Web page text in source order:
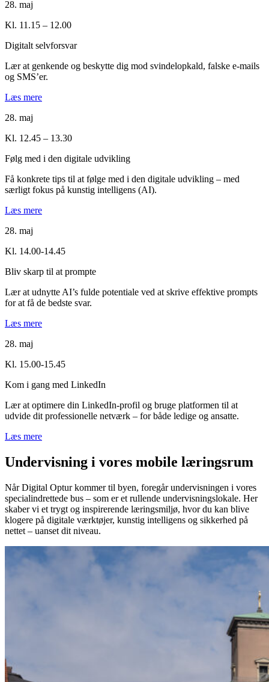
28. maj
Kl. 11.15 – 12.00
Digitalt selvforsvar
Lær at genkende og beskytte dig mod svindelopkald, falske e-mails
og SMS’er.
Læs mere
28. maj
Kl. 12.45 – 13.30
Følg med i den digitale udvikling
Få konkrete tips til at følge med i den digitale udvikling – med
særligt fokus på kunstig intelligens (AI).
Læs mere
28. maj
Kl. 14.00-14.45
Bliv skarp til at prompte
Lær at udnytte AI’s fulde potentiale ved at skrive effektive prompts
for at få de bedste svar.
Læs mere
28. maj
Kl. 15.00-15.45
Kom i gang med LinkedIn
Lær at optimere din LinkedIn-profil og bruge platformen til at
udvide dit professionelle netværk – for både ledige og ansatte.
Læs mere
Undervisning i vores mobile læringsrum
Når Digital Optur kommer til byen, foregår undervisningen i vores
specialindrettede bus – som er et rullende undervisningslokale. Her
skaber vi et trygt og inspirerende læringsmiljø, hvor du kan blive
klogere på digitale værktøjer, kunstig intelligens og sikkerhed på
nettet – uanset dit niveau.